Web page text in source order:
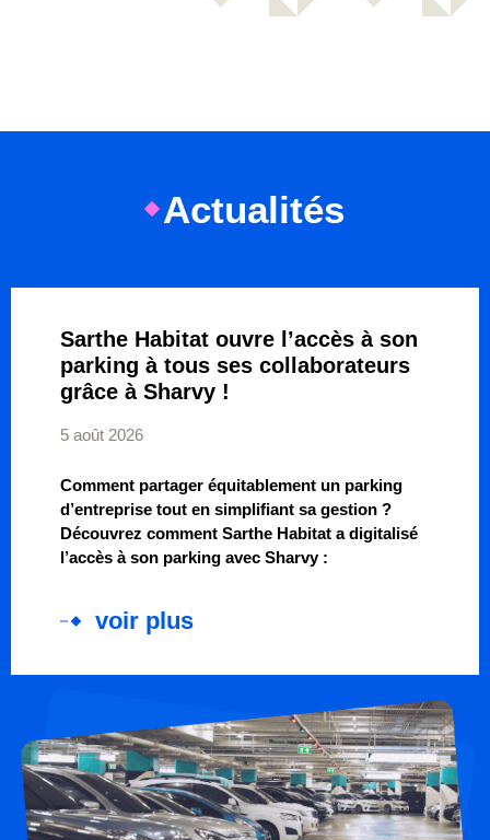
Actualités
Sarthe Habitat ouvre l’accès à son
parking à tous ses collaborateurs
grâce à Sharvy !
5 août 2026
Comment partager équitablement un parking
d’entreprise tout en simplifiant sa gestion ?
Découvrez comment Sarthe Habitat a digitalisé
l’accès à son parking avec Sharvy :
voir plus